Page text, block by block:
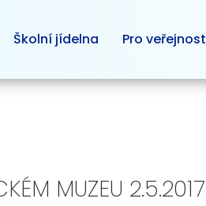
Školní jídelna Pro veřejnost
MUZEU 2.5.2017